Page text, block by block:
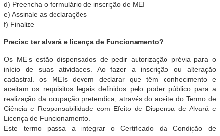
d) Preencha o formulário de inscrição de MEI
e) Assinale as declarações
f) Finalize
Preciso ter alvará e licença de Funcionamento?
Os MEIs estão dispensados de pedir autorização prévia para o
início de suas atividades. Ao fazer a inscrição ou alteração
cadastral, os MEIs devem declarar que têm conhecimento e
aceitam os requisitos legais definidos pelo poder público para a
realização da ocupação pretendida, através do aceite do Termo de
Ciência e Responsabilidade com Efeito de Dispensa de Alvará e
Licença de Funcionamento.
Este termo passa a integrar o Certificado da Condição de